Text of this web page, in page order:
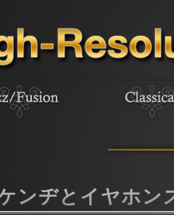
ンヂとイヤホン